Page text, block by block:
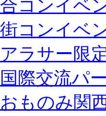
合コンイベ
街コンイベ
アラサー限
国際交流パ
おものみ関